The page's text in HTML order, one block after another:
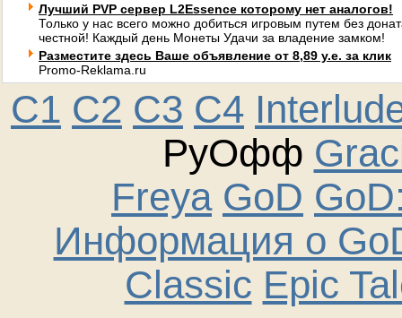
Лучший PVP сервер L2Essence которому нет аналогов!
Только у нас всего можно добиться игровым путем без
честной! Каждый день Монеты Удачи за владение замком!
Разместите здесь Ваше объявление от 8,89 у.е. за клик
Promo-Reklama.ru
C1 C2 C3 C4
РуОфф
Freya GoD
Информация о
Classic Epic